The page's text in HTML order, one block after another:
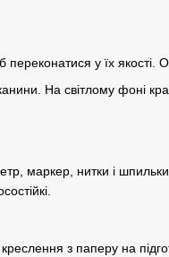
у їх якості.
На світлому фоні
маркер, нитки і
з паперу на